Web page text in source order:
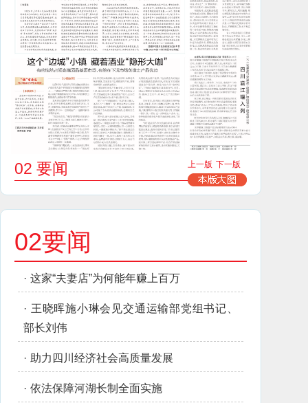
02 要闻 上一版 下一版
02要闻
· 这家“夫妻店”为何能年赚上百万
· 王晓晖施小琳会见交通运输部党组书记、
部长刘伟
· 助力四川经济社会高质量发展
· 依法保障河湖长制全面实施